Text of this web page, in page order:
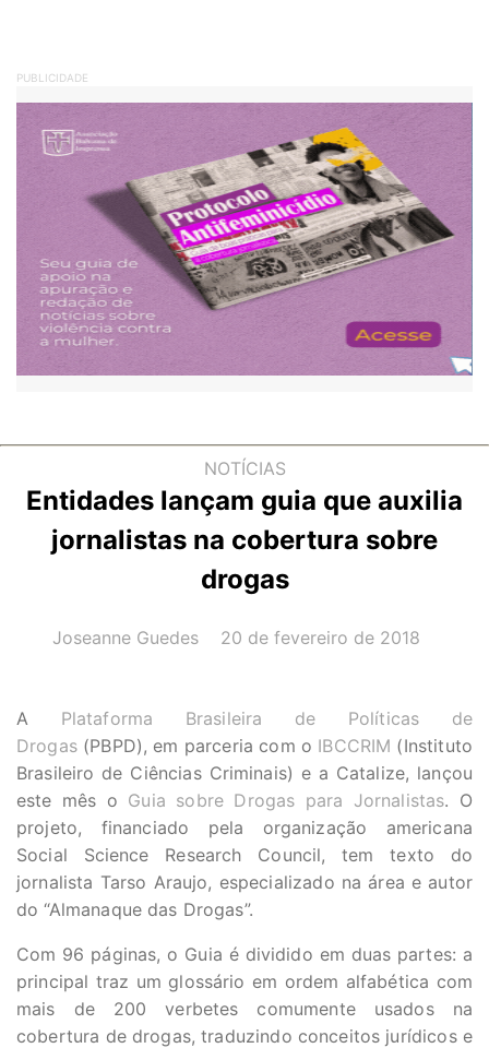
PUBLICIDADE
NOTÍCIAS
Entidades lançam guia que auxilia
jornalistas na cobertura sobre
drogas
AUTOR(A):
Joseanne Guedes DATA:
20 de fevereiro de 2018
A Plataforma Brasileira de Políticas de
Drogas(PBPD), em parceria com o IBCCRIM (Instituto
Brasileiro de Ciências Criminais) e a Catalize, lançou
este mês o Guia sobre Drogas para Jornalistas. O
projeto, financiado pela organização americana
Social Science Research Council, tem texto do
jornalista Tarso Araujo, especializado na área e autor
do “Almanaque das Drogas”.
Com 96 páginas, o Guia é dividido em duas partes: a
principal traz um glossário em ordem alfabética com
mais de 200 verbetes comumente usados na
cobertura de drogas, traduzindo conceitos jurídicos e